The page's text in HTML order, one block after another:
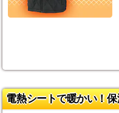
電熱シートで暖かい！